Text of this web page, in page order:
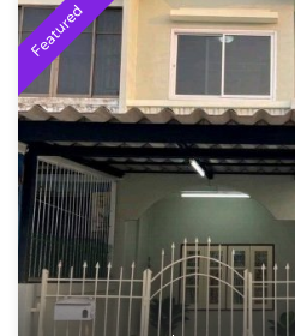
Featured